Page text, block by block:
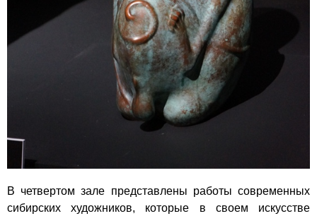
В четвертом зале представлены работы современных
сибирских художников, которые в своем искусстве